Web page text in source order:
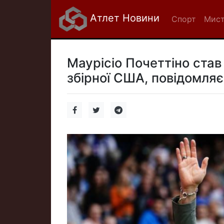
Атлет Новини Спорт
Маурісіо Почеттіно
збірної США,